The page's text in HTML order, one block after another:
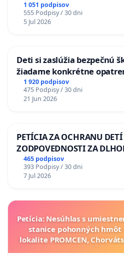
1 051 podpisov
555 Podpisy / 30 dni
5 Jul 2026
Deti si zaslúžia bezpečnú
žiadame konkrétne
situácie v školstve
1 920 podpisov
475 Podpisy / 30 dni
21 Jun 2026
PETÍCIA ZA OCHRANU
ZODPOVEDNOSTI ZA
A ZLYHANIE ŠTÁTU
465 podpisov
393 Podpisy / 30 dni
7 Jul 2026
Petícia: Nesúhlas s
stanice pohonných
lokalite PROMCEN,